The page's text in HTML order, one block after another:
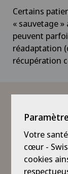
Certains
« sauvetage
peuvent
réadaptation
récupération
FAQ
Dans quels
Votre
cœur -
cookies